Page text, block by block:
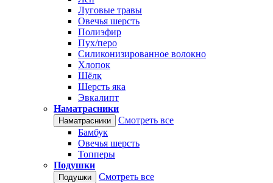
Луговые травы
Овечья шерсть
Полиэфир
Пух/перо
Силиконизированное волокно
Хлопок
Шёлк
Шерсть яка
Эвкалипт
Наматрасники
Наматрасники
Смотреть все
Бамбук
Овечья шерсть
Топперы
Подушки
Подушки
Смотреть все